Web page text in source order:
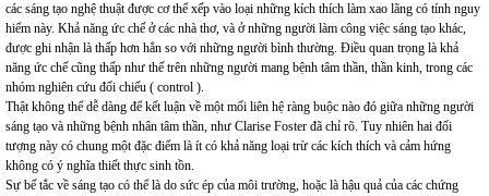
các sáng tạo nghệ thuật được cơ thể xếp vào loại những kích thích làm xao lãng có tính nguy
hiểm này. Khả năng ức chế ở các nhà thơ, và ở những người làm công việc sáng tạo khác,
được ghi nhận là thấp hơn hẳn so với những người bình thường. Điều quan trọng là khả
năng ức chế cũng thấp như thế trên những người mang bệnh tâm thần, thần kinh, trong các
nhóm nghiên cứu đối chiếu ( control ).
Thật không thể dễ dàng để kết luận về một mối liên hệ ràng buộc nào đó giữa những người
sáng tạo và những bệnh nhân tâm thần, như Clarise Foster đã chỉ rõ. Tuy nhiên hai đối
tượng này có chung một đặc điểm là ít có khả năng loại trừ các kích thích và cảm hứng
không có ý nghĩa thiết thực sinh tồn.
Sự bế tắc về sáng tạo có thể là do sức ép của môi trường, hoặc là hậu quả của các chứng